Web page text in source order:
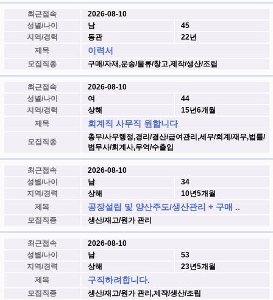
최근접속
2026-08-10
성별/나이
남
45
지역/경력
동관
22년
제목
이력서
모집직종 구매/자재,운송/물류/창고,제작/생산/조립
최근접속
2026-08-10
성별/나이
여
44
지역/경력
상해
15년6개월
제목
회계직 사무직 원합니다
모집직종
총무/사무행정,경리/결산/급여관리,세무/회계/재무,법률/
법무사/회계사,무역/수출입
최근접속
2026-08-10
성별/나이
남
34
지역/경력
상해
10년5개월
제목
공장설립 및 양산주도/생산관리 + 구매 ..
모집직종 생산/재고/원가 관리
최근접속
2026-08-10
성별/나이
남
53
지역/경력
상해
23년5개월
제목
구직하려합니다.
모집직종 생산/재고/원가 관리,제작/생산/조립